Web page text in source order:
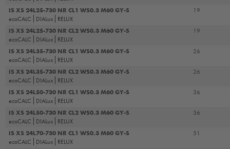
IS XS 24L25-730 NR CL1 WS0.3 M60 GY-S
ecoCALC
DIALux RELUX
19
IS XS 24L25-730 NR CL2 WS0.3 M60 GY-S
ecoCALC
DIALux RELUX
19
IS XS 24L35-730 NR CL1 WS0.3 M60 GY-S
ecoCALC
DIALux RELUX
26
IS XS 24L35-730 NR CL2 WS0.3 M60 GY-S
ecoCALC
DIALux RELUX
26
IS XS 24L50-730 NR CL1 WS0.3 M60 GY-S
ecoCALC
DIALux RELUX
36
IS XS 24L50-730 NR CL2 WS0.3 M60 GY-S
ecoCALC
DIALux RELUX
36
IS XS 24L70-730 NR CL1 WS0.3 M60 GY-S
ecoCALC
DIALux RELUX
51